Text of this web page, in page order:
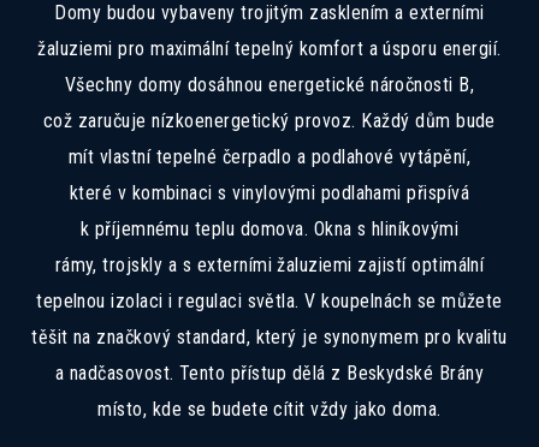
Domy budou vybaveny trojitým zasklením a externími
žaluziemi pro maximální tepelný komfort a úsporu energií.
Všechny domy dosáhnou energetické náročnosti B,
což zaručuje nízkoenergetický provoz. Každý dům bude
mít vlastní tepelné čerpadlo a podlahové vytápění,
které v kombinaci s vinylovými podlahami přispívá
k příjemnému teplu domova. Okna s hliníkovými
rámy, trojskly a s externími žaluziemi zajistí optimální
tepelnou izolaci i regulaci světla. V koupelnách se můžete
těšit na značkový standard, který je synonymem pro kvalitu
a nadčasovost. Tento přístup dělá z Beskydské Brány
místo, kde se budete cítit vždy jako doma.